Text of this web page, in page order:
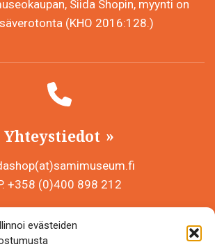
evästeiden
Siida Shopin, myynti on
(KHO 2016:128.)
Yhteystiedot
+358 (0)400 898 212
Y-tunnus 0625907-2